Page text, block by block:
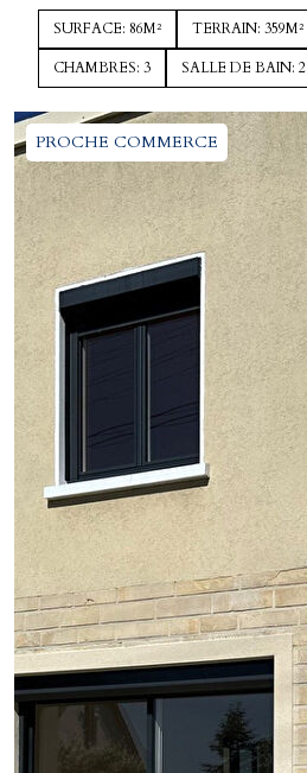
SURFACE: 86M² TERRAIN: 359M²
CHAMBRES: 3 SALLE DE BAIN: 2
PROCHE COMMERCE